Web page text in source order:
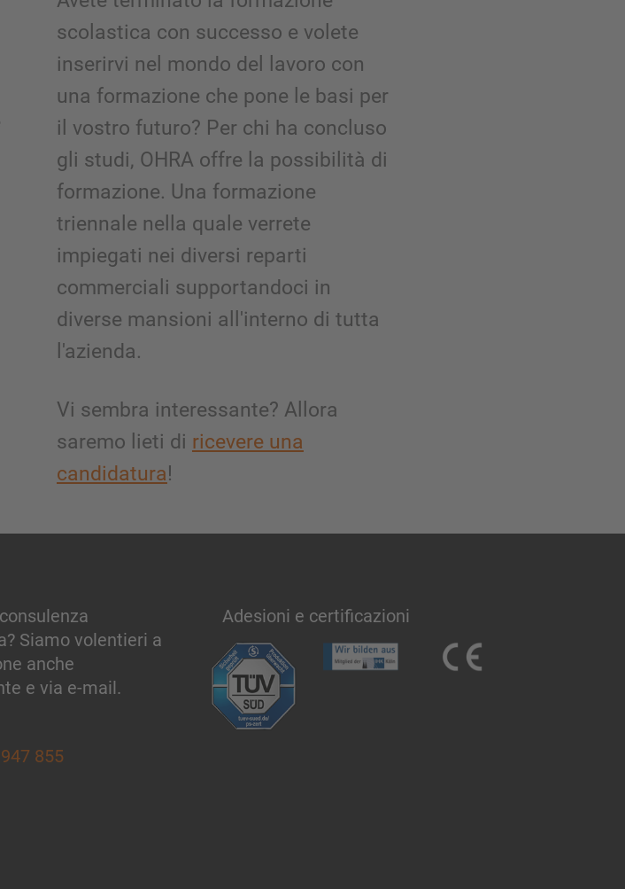
scolastica con successo e volete
inserirvi nel mondo del lavoro con
una formazione che pone le basi per
il vostro futuro? Per chi ha concluso
gli studi, OHRA offre la possibilità di
formazione. Una formazione
triennale nella quale verrete
impiegati nei diversi reparti
commerciali supportandoci in
diverse mansioni all'interno di tutta
l'azienda.
Vi sembra interessante? Allora
saremo lieti di ricevere una
candidatura!
Siamo volentieri a
anche
e via e-mail.
855
Adesioni e certificazioni